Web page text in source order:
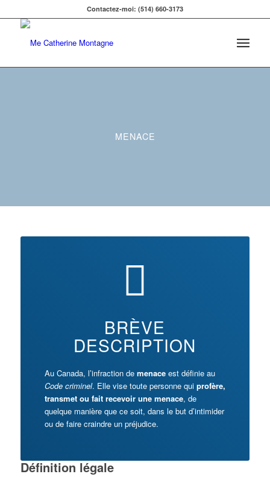
Contactez-moi: (514) 660-3173
MENACE
BRÈVE
DESCRIPTION
Au Canada, l’infraction de menaceest définie au
Code criminel. Elle vise toute personne qui profère,
transmet ou fait recevoir une menace, de
quelque manière que ce soit, dans le but d’intimider
ou de faire craindre un préjudice.
Définition légale